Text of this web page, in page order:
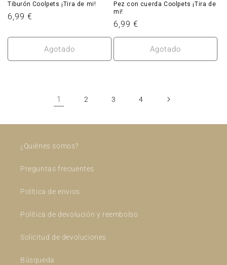
Tiburón Coolpets ¡Tira de mi!
Precio
6,99 €
Agotado
Pez con cuerda Coolpets ¡Tira de
mi!
Precio
habitual
6,99 €
Agotado
1 2 3 4
¿Quiénes somos?
Preguntas frecuentes
Política de envios
Política de devolución y reembolso
Solicitud de devoluciones
Búsqueda